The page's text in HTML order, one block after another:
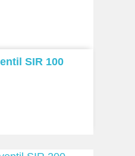
SIR 100